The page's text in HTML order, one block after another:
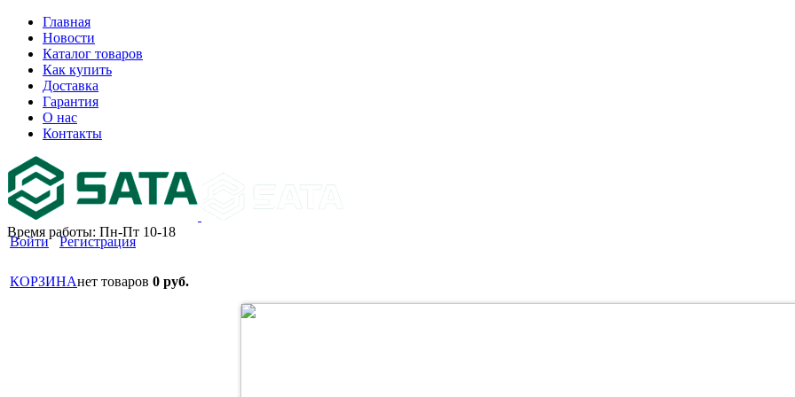
Главная
Новости
Каталог товаров
Как купить
Доставка
Гарантия
О нас
Контакты
Время работы: Пн-Пт 10-18
Войти Регистрация
КОРЗИНАнет товаров 0 руб.